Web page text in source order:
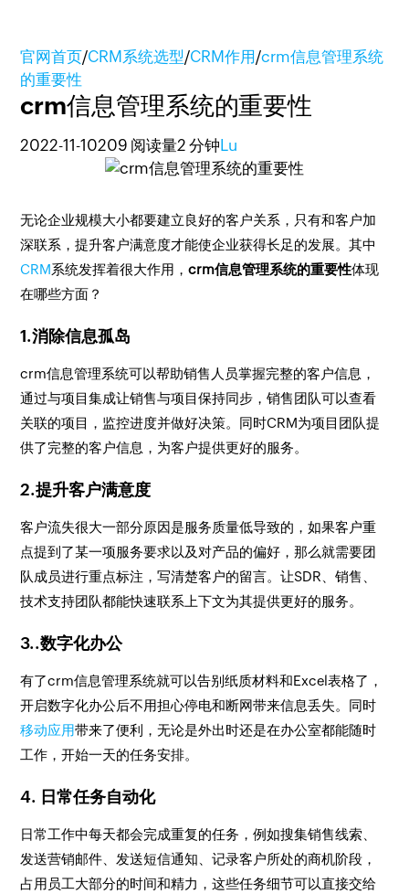
官网首页/CRM系统选型/CRM作用/crm信息管理系统
的重要性
crm信息管理系统的重要性
2022-11-10209 阅读量2 分钟 Lu
无论企业规模大小都要建立良好的客户关系，只有和客户加
深联系，提升客户满意度才能使企业获得长足的发展。其中
CRM系统发挥着很大作用，crm信息管理系统的重要性体现
在哪些方面？
1.消除信息孤岛
crm信息管理系统可以帮助销售人员掌握完整的客户信息，
通过与项目集成让销售与项目保持同步，销售团队可以查看
关联的项目，监控进度并做好决策。同时CRM为项目团队提
供了完整的客户信息，为客户提供更好的服务。
2.提升客户满意度
客户流失很大一部分原因是服务质量低导致的，如果客户重
点提到了某一项服务要求以及对产品的偏好，那么就需要团
队成员进行重点标注，写清楚客户的留言。让SDR、销售、
技术支持团队都能快速联系上下文为其提供更好的服务。
3..数字化办公
有了crm信息管理系统就可以告别纸质材料和Excel表格了，
开启数字化办公后不用担心停电和断网带来信息丢失。同时
移动应用带来了便利，无论是外出时还是在办公室都能随时
工作，开始一天的任务安排。
4. 日常任务自动化
日常工作中每天都会完成重复的任务，例如搜集销售线索、
发送营销邮件、发送短信通知、记录客户所处的商机阶段，
占用员工大部分的时间和精力，这些任务细节可以直接交给